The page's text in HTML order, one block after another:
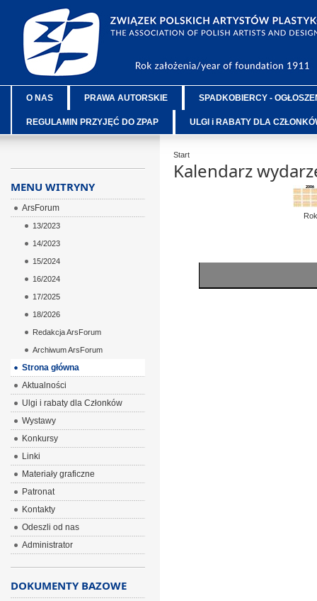
O NAS PRAWA AUTORSKIE SPADKOBIERCY -
REGULAMIN PRZYJĘĆ DO ZPAP ULGI i RABATY DLA
Start
Kalendarz
Rok
MENU WITRYNY
ArsForum
13/2023
14/2023
15/2024
16/2024
17/2025
18/2026
Redakcja ArsForum
Archiwum ArsForum
Strona główna
Aktualności
Ulgi i rabaty dla Członków
Wystawy
Konkursy
Linki
Materiały graficzne
Patronat
Kontakty
Odeszli od nas
Administrator
DOKUMENTY BAZOWE